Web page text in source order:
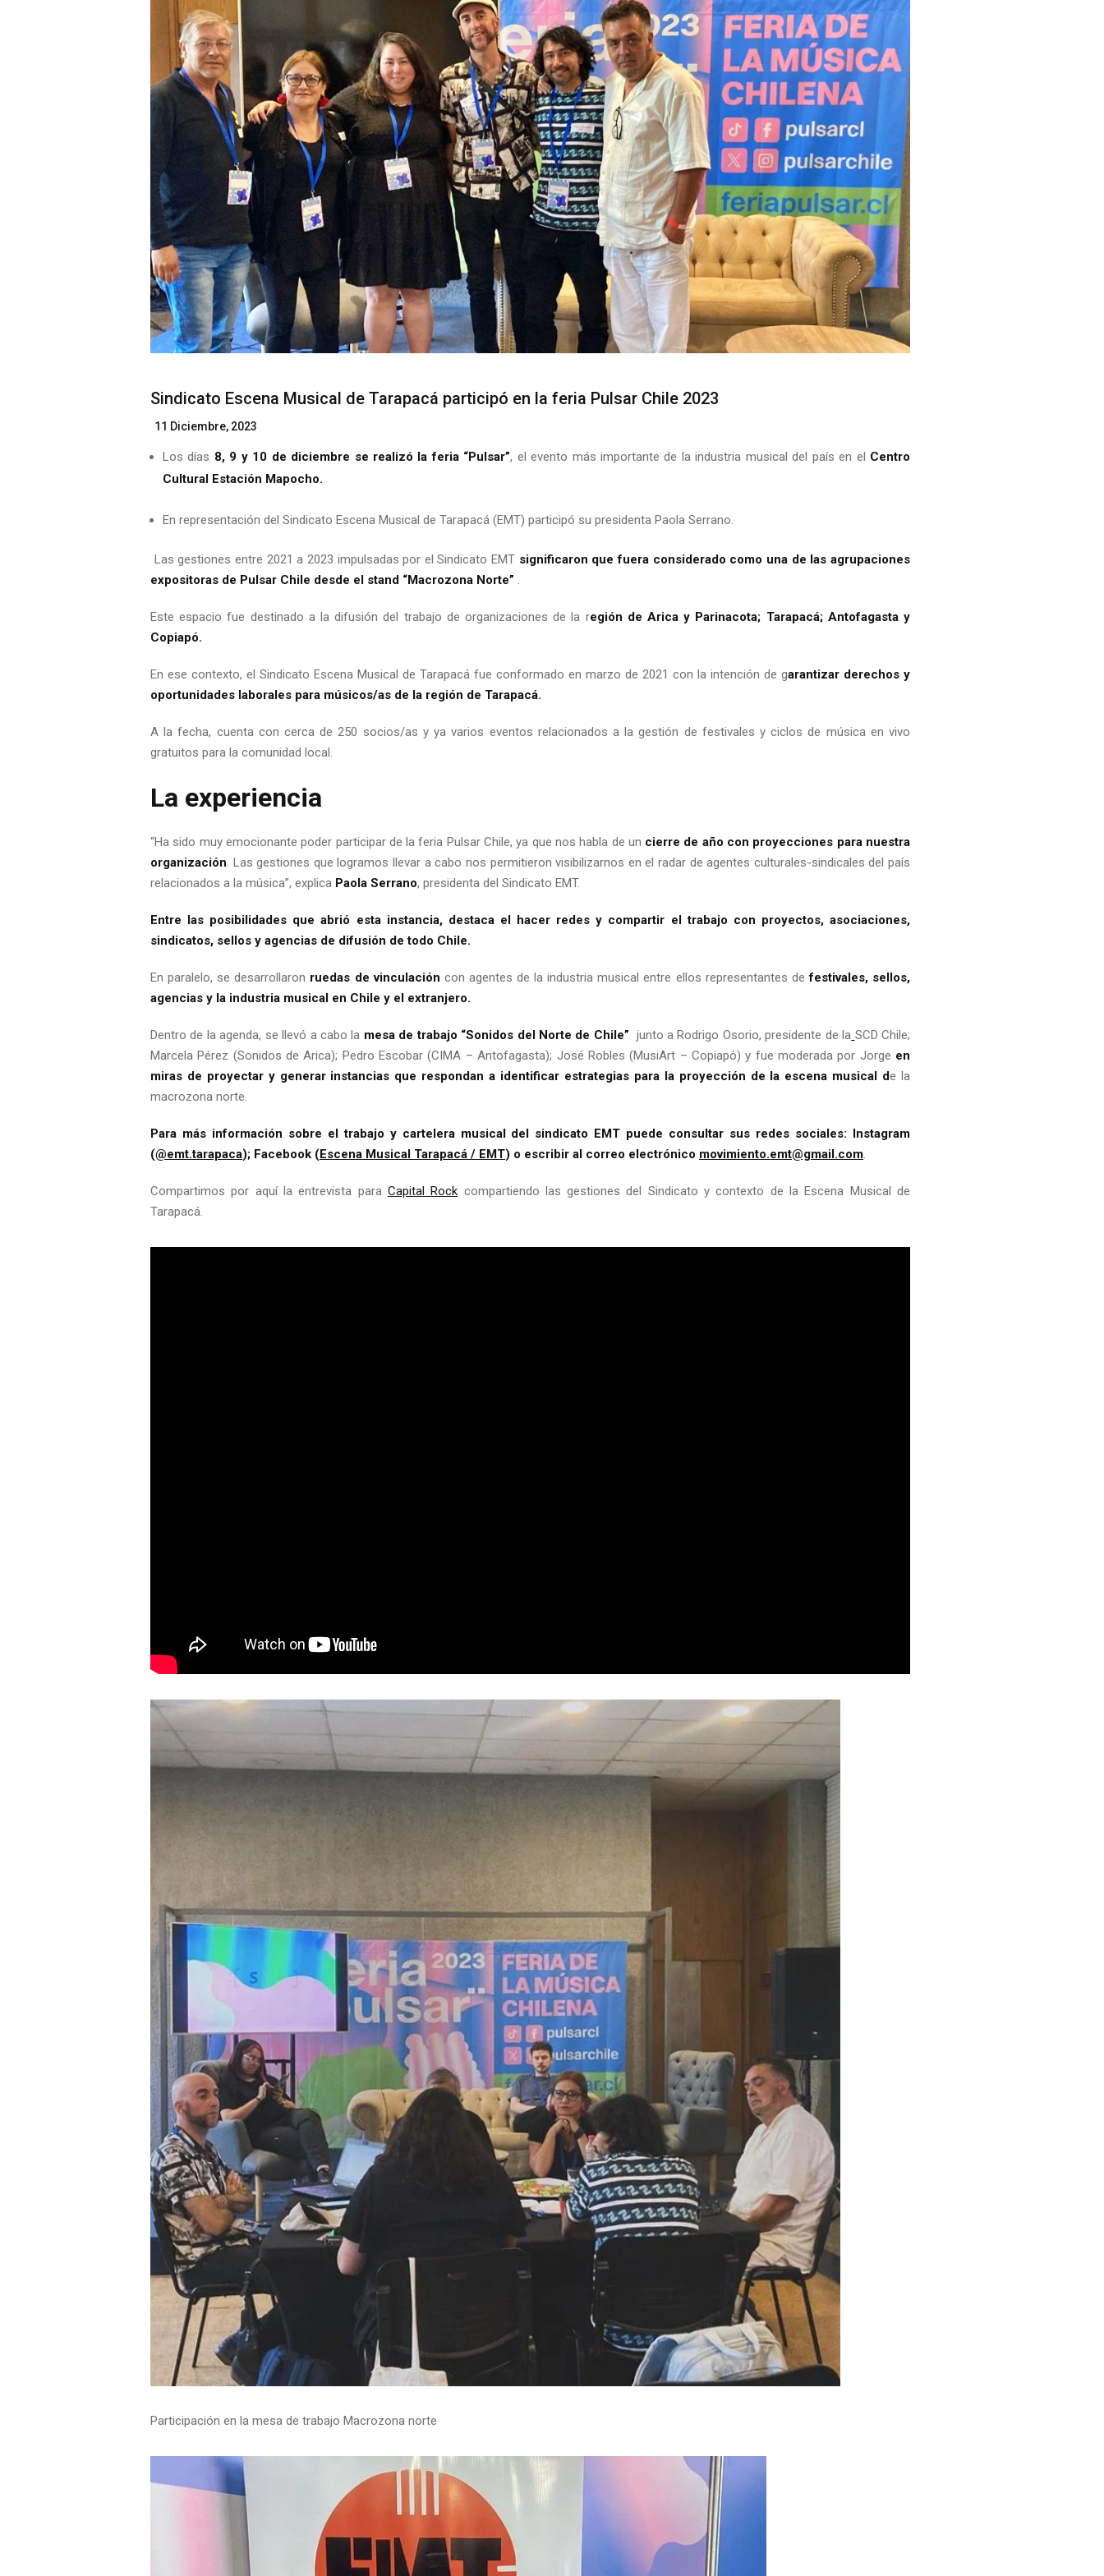
Sindicato Escena Musical de Tarapacá participó en la feria Pulsar Chile 2023
Posted
11 Diciembre, 2023
Los días 8, 9 y 10 de diciembre se realizó la feria “Pulsar”, el evento más importante de la industria musical del país en el Centro
Cultural Estación Mapocho.
En representación del Sindicato Escena Musical de Tarapacá (EMT) participó su presidenta Paola Serrano.
Las gestiones entre 2021 a 2023 impulsadas por el Sindicato EMT significaron que fuera considerado como una de las agrupaciones
expositoras de Pulsar Chile desde el stand “Macrozona Norte” .
Este espacio fue destinado a la difusión del trabajo de organizaciones de la región de Arica y Parinacota; Tarapacá; Antofagasta y
Copiapó.
En ese contexto, el Sindicato Escena Musical de Tarapacá fue conformado en marzo de 2021 con la intención de garantizar derechos y
oportunidades laborales para músicos/as de la región de Tarapacá.
A la fecha, cuenta con cerca de 250 socios/as y ya varios eventos relacionados a la gestión de festivales y ciclos de música en vivo
gratuitos para la comunidad local.
La experiencia
“Ha sido muy emocionante poder participar de la feria Pulsar Chile, ya que nos habla de un cierre de año con proyecciones para nuestra
organización. Las gestiones que logramos llevar a cabo nos permitieron visibilizarnos en el radar de agentes culturales-sindicales del país
relacionados a la música”, explica Paola Serrano, presidenta del Sindicato EMT.
Entre las posibilidades que abrió esta instancia, destaca el hacer redes y compartir el trabajo con proyectos, asociaciones,
sindicatos, sellos y agencias de difusión de todo Chile.
En paralelo, se desarrollaron ruedas de vinculación con agentes de la industria musical entre ellos representantes defestivales, sellos,
agencias y la industria musical en Chile y el extranjero.
Dentro de la agenda, se llevó a cabo la mesa de trabajo “Sonidos del Norte de Chile” junto a Rodrigo Osorio, presidente de la SCD Chile;
Marcela Pérez (Sonidos de Arica); Pedro Escobar (CIMA – Antofagasta); José Robles (MusiArt – Copiapó) y fue moderada por Jorge en
miras de proyectar y generar instancias que respondan a identificar estrategias para la proyección de la escena musical de la
macrozona norte.
Para más información sobre el trabajo y cartelera musical del sindicato EMT puede consultar sus redes sociales: Instagram
(@emt.tarapaca); Facebook (Escena Musical Tarapacá / EMT) o escribir al correo electrónico movimiento.emt@gmail.com.
Compartimos por aquí la entrevista para Capital Rock compartiendo las gestiones del Sindicato y contexto de la Escena Musical de
Tarapacá.
Participación en la mesa de trabajo Macrozona norte